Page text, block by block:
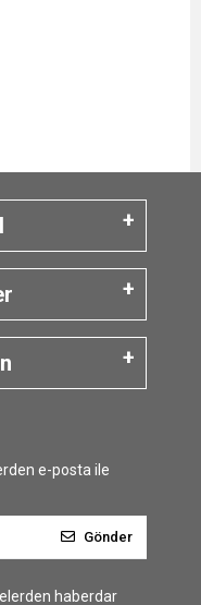
e-posta ile
Gönder
haberdar